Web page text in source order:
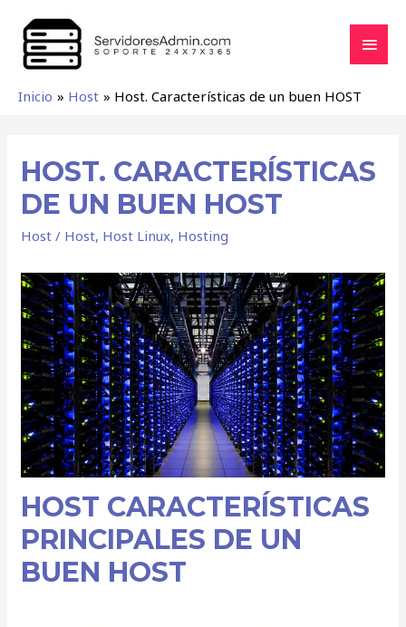
Inicio Host Host. Características de un buen HOST
HOST. CARACTERÍSTICAS
DE UN BUEN HOST
Host / Host, Host Linux, Hosting
HOST CARACTERÍSTICAS
PRINCIPALES DE UN
BUEN HOST